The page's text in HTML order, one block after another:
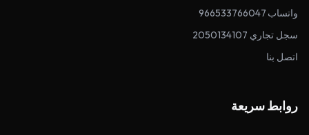
واتساب 966533766047
سجل تجاري 2050134107
اتصل بنا
روابط سريعة